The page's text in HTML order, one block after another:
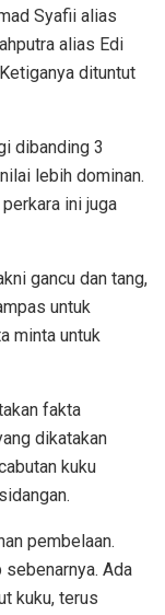
Syafii alias
alias Edi
dituntut
dibanding 3
lebih dominan.
ini juga
gancu dan tang,
untuk
minta untuk
fakta
dikatakan
kuku
pembelaan.
Ada
kuku, terus